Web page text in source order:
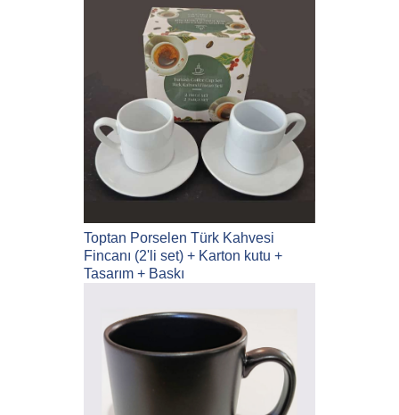
Toptan Porselen Türk Kahvesi
Fincanı (2'li set) + Karton kutu +
Tasarım + Baskı